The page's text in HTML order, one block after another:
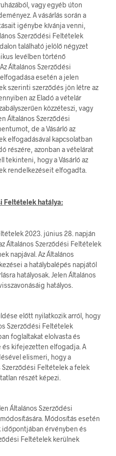
vagy egyéb úton
A vásárlás során a
igénybe kívánja venni,
Szerződési Feltételek
található jelölő négyzet
levélben történő
Általános Szerződési
esetén a jelen
szerinti szerződés jön létre az
az Eladó a vételár
közzéteszi, vagy
Általános Szerződési
de a Vásárló az
elfogadásával kapcsolatban
részére, azonban a vételárat
tekinteni, hogy a Vásárló az
rendelkezéseit elfogadta.
Feltételek hatálya:
2023. június 28. napján
Általános Szerződési Feltételek
napjával. Az Általános
a hatálybalépés napjától
hatályosak. Jelen Általános
hatályos.
előtt nyilatkozik arról, hogy
Szerződési Feltételek
foglaltakat elolvasta és
kifejezetten elfogadja. A
elismeri, hogy a
Feltételek a felek
részét képezi.
Általános Szerződési
Módosítás esetén
érvényben és
Feltételek kerülnek